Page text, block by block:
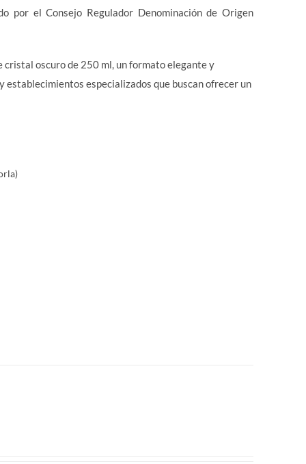
por el Consejo Regulador Denominación de Origen
cristal oscuro de 250 ml, un formato elegante y
especializados que buscan ofrecer un